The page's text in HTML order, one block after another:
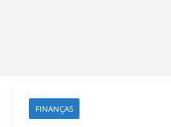
FINANÇAS